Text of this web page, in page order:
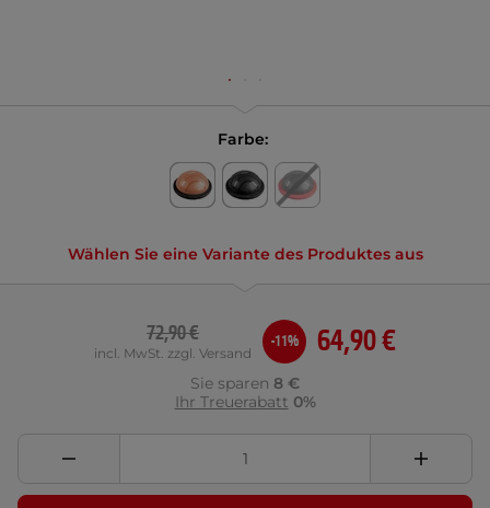
Farbe:
Wählen Sie eine Variante des Produktes aus
64,90 €
72,90 €
incl. MwSt. zzgl. Versand
-11%
Sie sparen 8 €
Ihr Treuerabatt 0%